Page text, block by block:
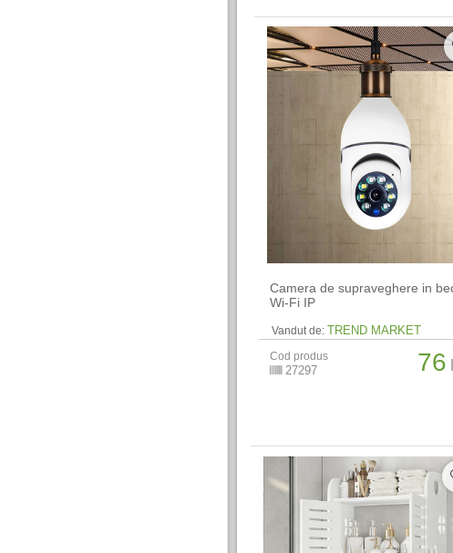
Camera de supraveghere in
Wi-Fi IP
Vandut de: TREND MARKET
Cod produs
27297 76